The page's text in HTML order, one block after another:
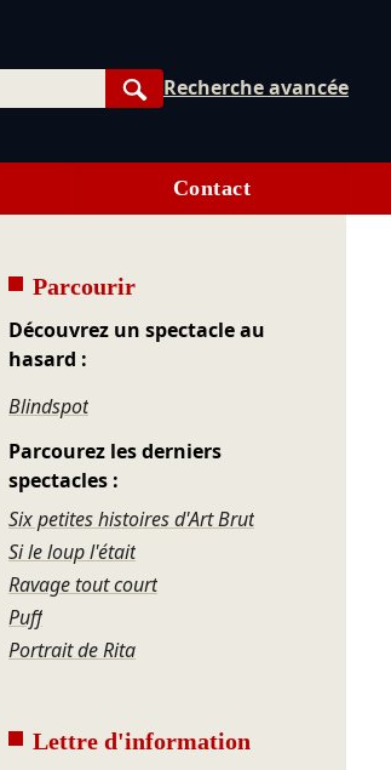
Rechercher
Recherche avancée
Contact
Parcourir
Découvrez un spectacle au
hasard :
Blindspot
Parcourez les derniers
spectacles :
Six petites histoires d'Art Brut
Si le loup l'était
Ravage tout court
Puff
Portrait de Rita
Lettre d'information